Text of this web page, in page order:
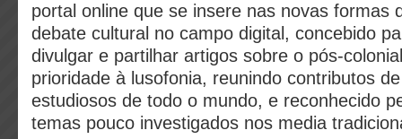
portal online que se insere nas novas formas
debate cultural no campo digital, concebido
divulgar e partilhar artigos sobre o pós-
prioridade à lusofonia, reunindo contributos
estudiosos de todo o mundo, e reconhecido
temas pouco investigados nos media